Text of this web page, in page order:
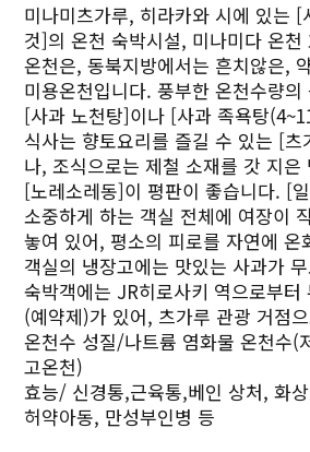
미나미츠가루, 히라카와 시에 있는 [
것]의 온천 숙박시설, 미나미다 온천
온천은, 동북지방에서는 흔치않은,
미용온천입니다. 풍부한 온천수량
[사과 노천탕]이나 [사과 족욕탕
식사는 향토요리를 즐길 수 있는 [츠
나, 조식으로는 제철 소재를 갓 지은
[노레소레동]이 평판이 좋습니다. [
소중하게 하는 객실 전체에 여장이
놓여 있어, 평소의 피로를 자연에 온
객실의 냉장고에는 맛있는 사과가
숙박객에는 JR히로사키 역으로부터
(예약제)가 있어, 츠가루 관광 거점
온천수 성질/나트륨 염화물 온천수(
고온천)
효능/ 신경통,근육통,베인 상처, 화
허약아동, 만성부인병 등